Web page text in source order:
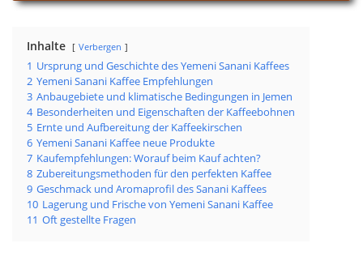
Inhalte Verbergen
1 Ursprung und Geschichte des Yemeni Sanani Kaffees
2 Yemeni Sanani Kaffee Empfehlungen
3 Anbaugebiete und klimatische Bedingungen in Jemen
4 Besonderheiten und Eigenschaften der Kaffeebohnen
5 Ernte und Aufbereitung der Kaffeekirschen
6 Yemeni Sanani Kaffee neue Produkte
7 Kaufempfehlungen: Worauf beim Kauf achten?
8 Zubereitungsmethoden für den perfekten Kaffee
9 Geschmack und Aromaprofil des Sanani Kaffees
10 Lagerung und Frische von Yemeni Sanani Kaffee
11 Oft gestellte Fragen